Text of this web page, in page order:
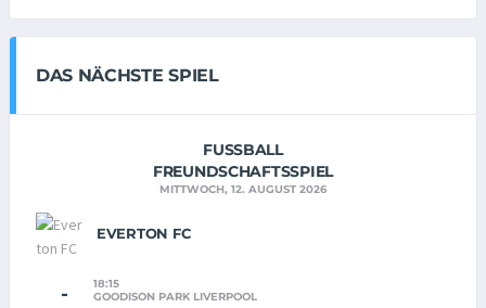
DAS NÄCHSTE SPIEL
FUSSBALL
FREUNDSCHAFTSSPIEL
MITTWOCH, 12. AUGUST 2026
EVERTON FC
-
18:15
GOODISON PARK LIVERPOOL